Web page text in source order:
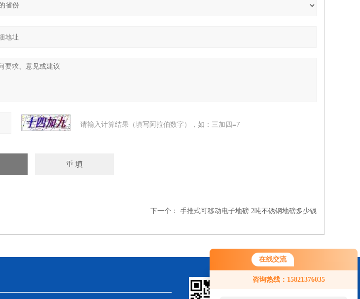
在线交流
咨询热线：15821376035
请输入计算结果（填写阿拉伯数字），如：三加四=7
下一个： 手推式可移动电子地磅 2吨不锈钢地磅多少钱